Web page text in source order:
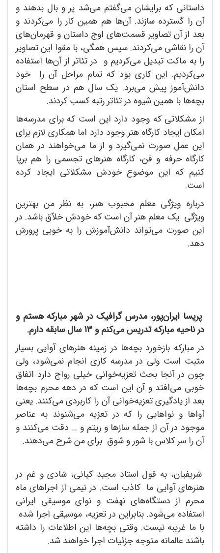
داستانی که برایشان می‌گفتم می‌شد پر و بال بدهند و
آن را گسترده سازند. آن‌ها هم همین کار را می‌کردند و
بعد از آن تصاویر قسمت‌های اوج داستان و قهرمان‌های
آن را نقاشی می‌کردند. سپس همگی، با مقوا این تصاویر
را به ماکت تبدیل می‌کردیم و در تئاتر از آن‌ها استفاده
می‌کردیم. این کاری بود که تمام مراحل آن را خود
دانش‌آموز پیش می‌برد. یک سال هم در سطح استان
بچه‌ها با همین شیوه در تئاتر رتبه کسب کردند.
از مشکلاتی که وجود دارد این است که برای مدرسه‌ها
امکان ایجاد کارگاه هنر وجود دارد اما همکاری لازم برای
این عمل صورت نمی‌گیرد و از ما می‌خواهند در همان
کارگاه حرفه و فن، کارگاه هنر‌های تجسمی را هم برپا
کنیم که این موضوع خودش مشکلاتی ایجاد کرده
است.
درباره ویژگی معلم محبوب هنر، به نظر من بهترین
ویژگی یک معلم هنر آن است که خودش خلاّق باشد. در
این صورت می‌تواند دانش‌آموزش را به خوبی پرورش
دهد.
پریسا ایران‌پور، مدرس گرافیک در شهر مبارکه هستم و
در ناحیه مبارکه تدریس می‌کنم و 13 سال سابقه دارم.
در مبارکه بازخورد بچه‌ها در زمینه هنرهای آوایی بسیار
مثبت است ولی در مدرسه کاری انجام نمی‌شود، ولی
چون در آنجا بحث تعزیه‌خوانی خیلی رواج دارد اتفاق
خوبی می‌افتد و آن این است که در دهه محرم بچه‌ها
بعد از یادگیری تعزیه‌خوانی آن را کاربردی می‌کنند. یعنی
آواها و نواهایی را که در تعزیه می‌شنوند به عناصر
موجود در آن از جمله ساز‌ها و ریتم و ... دقت می‌کنند و
آن را سر کلاس با شور و شوق برای من شرح می‌دهند.
شریفیان، به قول استاد مجید کیانی، شادی و غم در
هنرهای آوایی ما کاذب است. در نیمی از اجرا‌های ماه
محرم از دستگاه‌های نهفت و نوای موسیقی ایرانی
استفاده می‌شود. بنابراین در تعزیه، موسیقی اجرا شده
با ما غریبه نیست. وقتی بچه‌ها این اطلاعات را داشته
باشند عالمانه متوجه جزئیات اجرا خواهند شد.